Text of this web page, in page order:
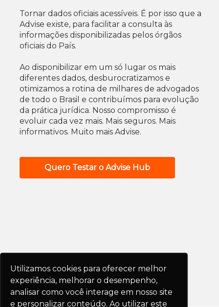
Utilizamos cookies para oferecer melhor
experiência, melhorar o desempenho,
analisar como você interage em nosso site
e personalizar conteúdo. Ao utilizar este
Tornar dados oficiais acessíveis. É por isso que a
Advise existe, para facilitar a consulta às
informações disponibilizadas pelos órgãos
oficiais do País.
Ao disponibilizar em um só lugar os mais
diferentes dados, desburocratizamos e
otimizamos a rotina de milhares de advogados
de todo o Brasil e contribuímos para evolução
da prática jurídica. Nosso compromisso é
evoluir cada vez mais. Mais seguros. Mais
informativos. Muito mais Advise.
Quero Testar o Advise Hub